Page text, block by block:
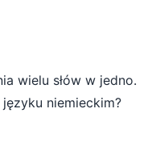
wielu słów w jedno.
języku niemieckim?